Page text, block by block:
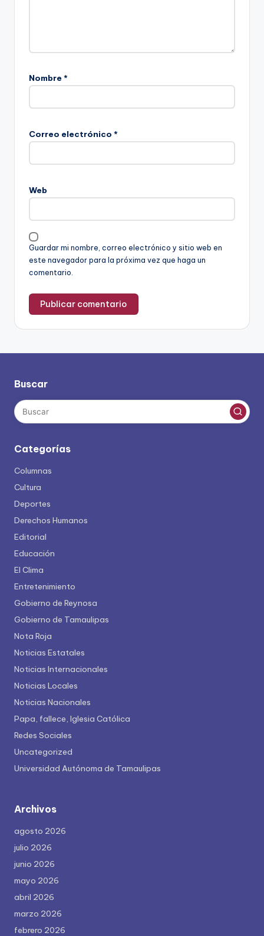
Nombre *
Correo electrónico *
Web
Guardar mi nombre, correo electrónico y sitio web en
este navegador para la próxima vez que haga un
comentario.
Buscar
Categorías
Columnas
Cultura
Deportes
Derechos Humanos
Editorial
Educación
El Clima
Entretenimiento
Gobierno de Reynosa
Gobierno de Tamaulipas
Nota Roja
Noticias Estatales
Noticias Internacionales
Noticias Locales
Noticias Nacionales
Papa, fallece, Iglesia Católica
Redes Sociales
Uncategorized
Universidad Autónoma de Tamaulipas
Archivos
agosto 2026
julio 2026
junio 2026
mayo 2026
abril 2026
marzo 2026
febrero 2026